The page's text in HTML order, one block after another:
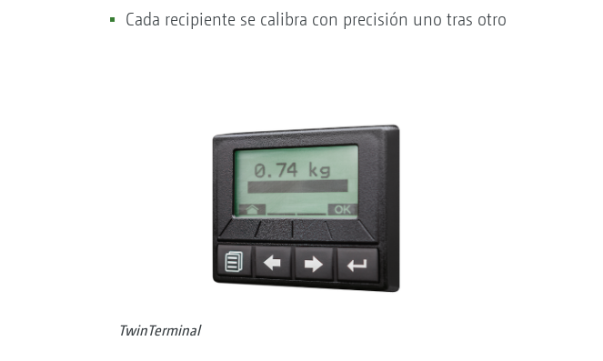
Cada recipiente se calibra con precisión uno tras otro
TwinTerminal